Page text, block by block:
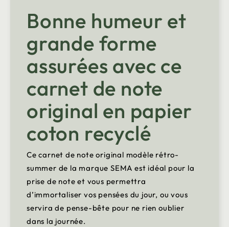
Bonne humeur et
grande forme
assurées avec ce
carnet de note
original en papier
coton recyclé
Ce carnet de note original modèle rétro-
summer de la marque SEMA est idéal pour la
prise de note et vous permettra
d’immortaliser vos pensées du jour, ou vous
servira de pense-bête pour ne rien oublier
dans la journée.